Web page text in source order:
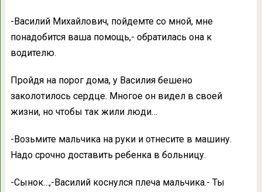
-Василий Михайлович, пойдемте со мной, мне
понадобится ваша помощь,- обратилась она к
водителю.
Пройдя на порог дома, у Василия бешено
заколотилось сердце. Многое он видел в своей
жизни, но чтобы так жили люди…
-Возьмите мальчика на руки и отнесите в машину.
Надо срочно доставить ребенка в больницу.
-Сынок…,-Василий коснулся плеча мальчика.- Ты